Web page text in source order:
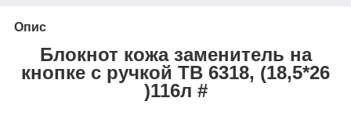
Опис
Блокнот кожа заменитель на
кнопке с ручкой ТВ 6318, (18,5*26
)116л #